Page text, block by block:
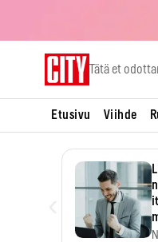
Tätä et
Etusivu Viihde